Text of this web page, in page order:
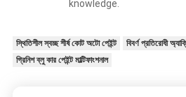
knowledge.
স্থিতিশীল স্বচ্ছ শীর্ষ কোট অটো পেইন্ট
বিবর্ণ প্রতিরোধী
গ্রিনিশ ব্লু কার পেইন্ট মাল্টিফাংশনাল